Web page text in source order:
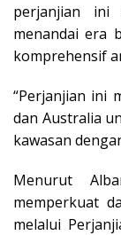
perjanjian ini
menandai era
komprehensif
“Perjanjian ini
dan Australia
kawasan
Menurut
memperkuat
melalui